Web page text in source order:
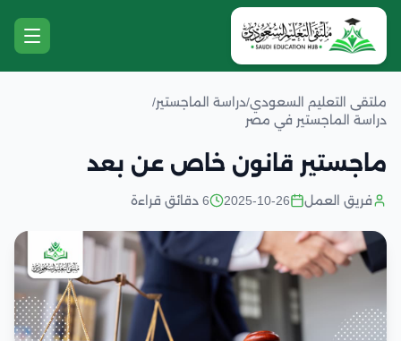
ملتقى التعليم السعودي/دراسة الماجستير/
دراسة الماجستير في مصر
ماجستير قانون خاص عن بعد
فريق العمل 2025-10-26 6 دقائق قراءة